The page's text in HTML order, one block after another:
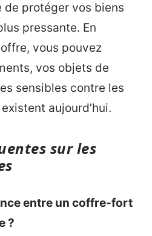
de protéger vos biens
pressante. En
vous pouvez
vos objets de
sensibles contre les
aujourd’hui.
sur les
entre un coffre-fort
?